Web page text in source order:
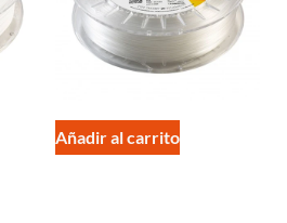
Añadir al carrito